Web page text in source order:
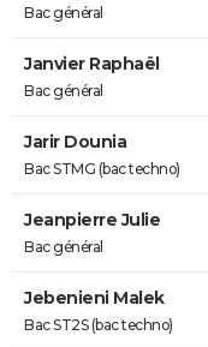
Bac général
Janvier Raphaël
Bac général
Jarir Dounia
Bac STMG (bac techno)
Jeanpierre Julie
Bac général
Jebenieni Malek
Bac ST2S (bac techno)